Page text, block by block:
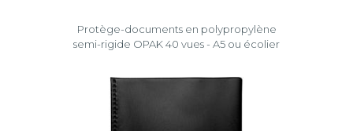
Protège-documents en polypropylène
semi-rigide OPAK 40 vues - A5 ou écolier